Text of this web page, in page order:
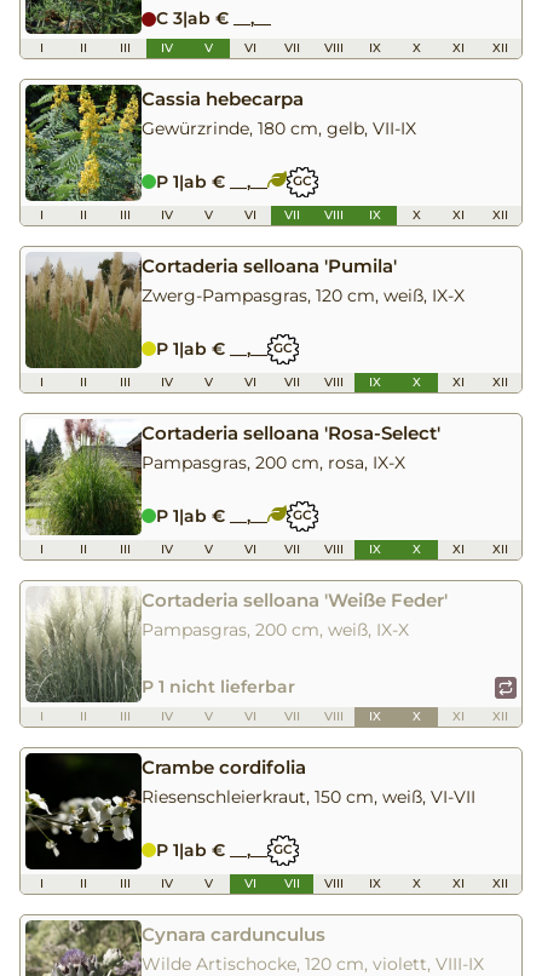
C 3|ab € __,__
I II III IV V VI VII VIII IX X XI XII
Cassia hebecarpa
Gewürzrinde, 180 cm, gelb, VII-IX
P 1|ab € __,__ GC
I II III IV V VI VII VIII IX X XI XII
Cortaderia selloana 'Pumila'
Zwerg-Pampasgras, 120 cm, weiß, IX-X
P 1|ab € __,__ GC
I II III IV V VI VII VIII IX X XI XII
Cortaderia selloana 'Rosa-Select'
Pampasgras, 200 cm, rosa, IX-X
P 1|ab € __,__ GC
I II III IV V VI VII VIII IX X XI XII
Cortaderia selloana 'Weiße Feder'
Pampasgras, 200 cm, weiß, IX-X
P 1 nicht lieferbar
I II III IV V VI VII VIII IX X XI XII
Crambe cordifolia
Riesenschleierkraut, 150 cm, weiß, VI-VII
P 1|ab € __,__ GC
I II III IV V VI VII VIII IX X XI XII
Cynara cardunculus
Wilde Artischocke, 120 cm, violett, VIII-IX